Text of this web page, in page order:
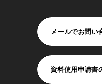
メールでお問い
資料使用申請書